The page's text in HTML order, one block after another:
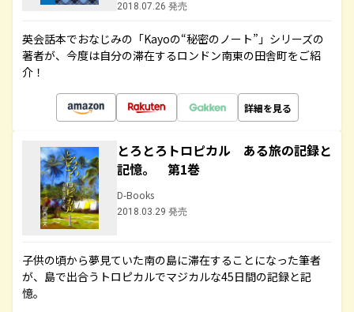
2018.07.26 発売
英会話本でおなじみの「Kayoの“秘密のノート”」シリーズの
著者が、今度は自分の滞在するロンドン南東の田舎町をご紹
介！
詳細を見る
とろとろトロピカル ある旅の記録と
記憶。 第1巻
D-Books
2018.03.29 発売
子供の頃から夢見ていた南の島に滞在することになった筆者
が、島で出合うトロピカルでマジカルな45日間の記録と記
憶。